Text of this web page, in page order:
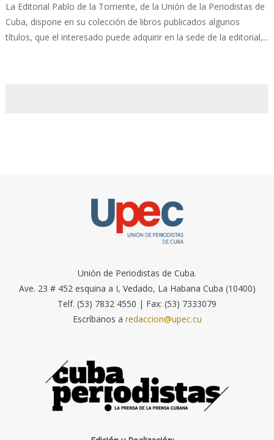
La Editorial Pablo de la Torriente, de la Unión de la Periodistas de
Cuba, dispone en su colección de libros publicados algunos
títulos, que el interesado puede adquirir en la sede de la editorial,...
Unión de Periodistas de Cuba.
Ave. 23 # 452 esquina a I, Vedado, La Habana Cuba (10400)
Telf. (53) 7832 4550 | Fax: (53) 7333079
Escríbanos a redaccion@upec.cu